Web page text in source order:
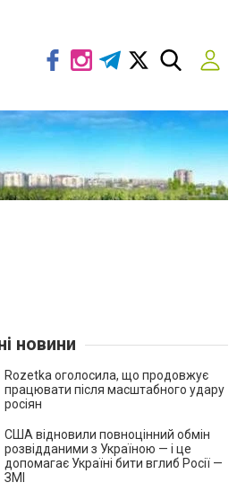
новини
Rozetka оголосила, що продовжує
працювати після масштабного удару
росіян
США відновили повноцінний обмін
розвідданими з Україною — і це
допомагає Україні бити вглиб Росії —
ЗМІ